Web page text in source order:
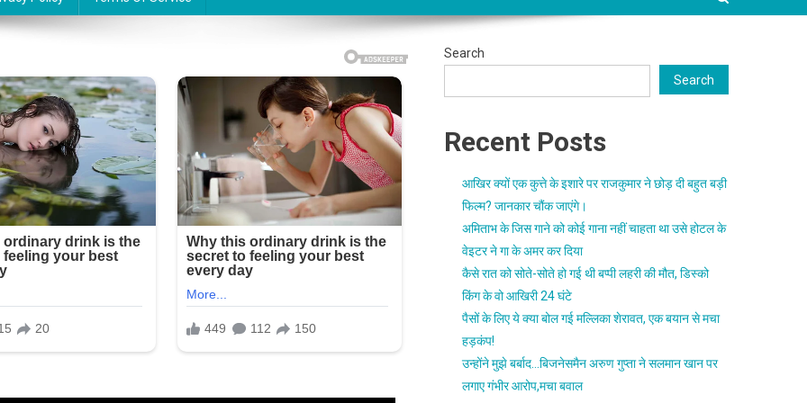
Search
Search
Recent Posts
आखिर क्यों एक कुत्ते के इशारे पर राजकुमार ने छोड़ दी बहुत बड़ी
फिल्म? जानकार चौंक जाएंगे।
अमिताभ के जिस गाने को कोई गाना नहीं चाहता था उसे होटल के
वेइटर ने गा के अमर कर दिया
कैसे रात को सोते-सोते हो गई थी बप्पी लहरी की मौत, डिस्को
किंग के वो आखिरी 24 घंटे
पैसों के लिए ये क्या बोल गई मल्लिका शेरावत, एक बयान से मचा
हड़कंप!
उन्होंने मुझे बर्बाद…बिजनेसमैन अरुण गुप्ता ने सलमान खान पर
लगाए गंभीर आरोप,मचा बवाल